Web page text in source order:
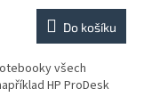
Do košíku
všech
HP ProDesk